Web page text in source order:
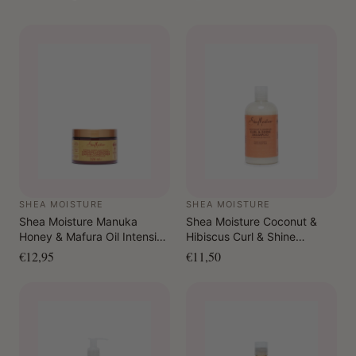
SHEA MOISTURE
Shea Moisture Manuka
Honey & Mafura Oil Intensive
Hydration Leave-In
Conditioner 326 ml
€12,95
SHEA MOISTURE
Shea Moisture Coconut &
Hibiscus Curl & Shine
Shampoo 384 ml
€11,50